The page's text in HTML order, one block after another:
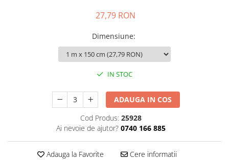
27,79 RON
Dimensiune:
IN STOC
ADAUGA IN COS
Cod Produs: 25928
Ai nevoie de ajutor? 0740 166 885
Adauga la Favorite Cere informatii